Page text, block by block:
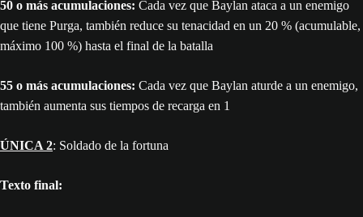
50 o más acumulaciones: Cada vez que Baylan ataca a un enemigo
que tiene Purga, también reduce su tenacidad en un 20 % (acumulable,
máximo 100 %) hasta el final de la batalla
55 o más acumulaciones: Cada vez que Baylan aturde a un enemigo,
también aumenta sus tiempos de recarga en 1
ÚNICA 2: Soldado de la fortuna
Texto final: